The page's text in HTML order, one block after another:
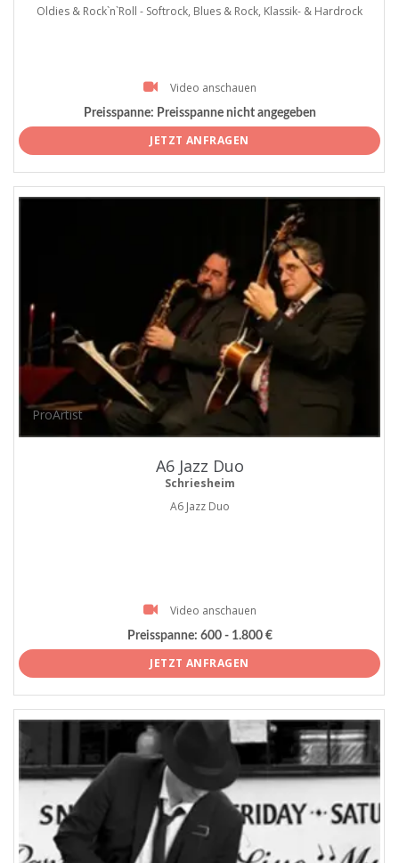
Oldies & Rock`n`Roll - Softrock, Blues & Rock, Klassik- & Hardrock
Video anschauen
Preisspanne: Preisspanne nicht angegeben
JETZT ANFRAGEN
ProArtist
A6 Jazz Duo
Schriesheim
A6 Jazz Duo
Video anschauen
Preisspanne: 600 - 1.800 €
JETZT ANFRAGEN